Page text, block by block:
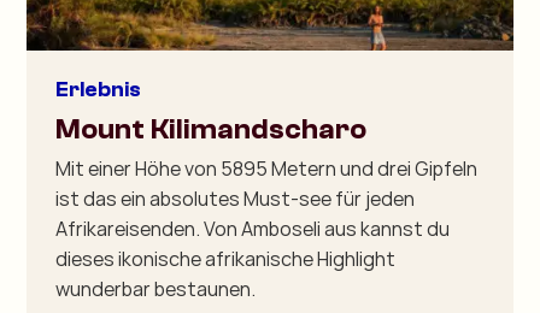
Erlebnis
Mount Kilimandscharo
Mit einer Höhe von 5895 Metern und drei Gipfeln
ist das ein absolutes Must-see für jeden
Afrikareisenden. Von Amboseli aus kannst du
dieses ikonische afrikanische Highlight
wunderbar bestaunen.